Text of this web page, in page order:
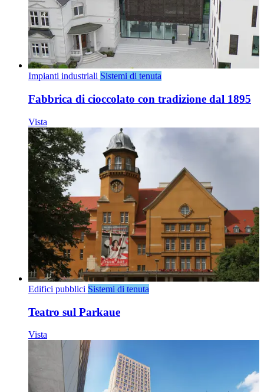
Impianti industriali Sistemi di tenuta
Fabbrica di cioccolato con tradizione dal 1895
Vista
Edifici pubblici Sistemi di tenuta
Teatro sul Parkaue
Vista